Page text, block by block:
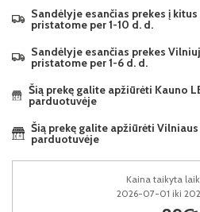
Sandėlyje esančias prekes į
pristatome per 1-10 d. d.
Sandėlyje esančias prekes
pristatome per 1-6 d. d.
Šią prekę galite apžiūrėti Kauno
parduotuvėje
Šią prekę galite apžiūrėti
parduotuvėje
Kaina taikyta
2026-07-01 iki